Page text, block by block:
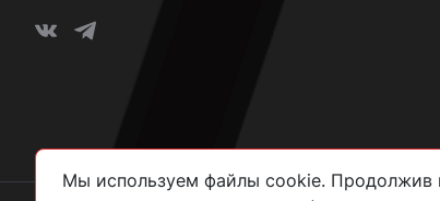
Мы используем файлы cookie. Продолжив